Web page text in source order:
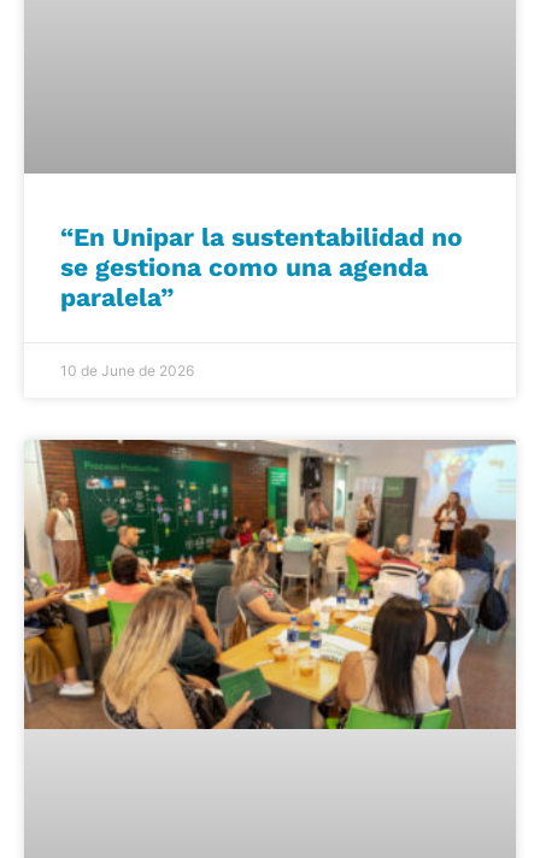
“En Unipar la sustentabilidad no
se gestiona como una agenda
paralela”
10 de June de 2026